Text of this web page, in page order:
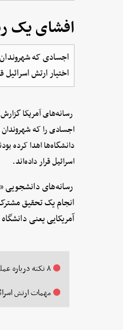
افشای یک
اجسادی که
اختیار ارتش اسرائیل
رسانه‌های آمریکا
اجسادی را که
دانشگاه‌ها اهدا کرده
اسرائیل قرار داده‌اند.
رسانه‌های دانشجویی
انجام یک تحقیق
آمریکایی یعنی
۸ نکته درباره عملیات رژیم اشغالگر صهیونیستی در رفح‌
مهمات ارتش